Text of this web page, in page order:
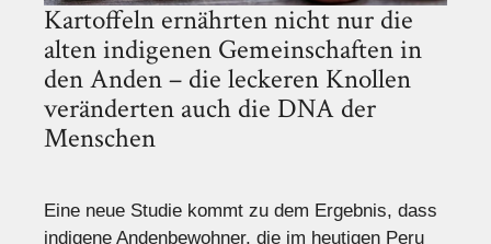
Kartoffeln ernährten nicht nur die
alten indigenen Gemeinschaften in
den Anden – die leckeren Knollen
veränderten auch die DNA der
Menschen
Eine neue Studie kommt zu dem Ergebnis, dass
indigene Andenbewohner, die im heutigen Peru